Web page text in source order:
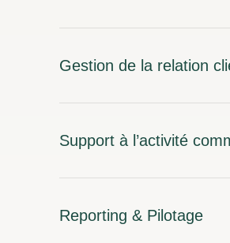
Gestion de la relation
Support à l’activité
Reporting & Pilotage